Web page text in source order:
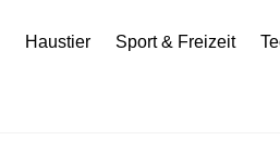
Haustier Sport & Freizeit